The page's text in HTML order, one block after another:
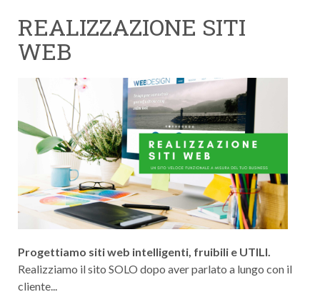
REALIZZAZIONE SITI
WEB
Progettiamo siti web intelligenti, fruibili e UTILI.
Realizziamo il sito SOLO dopo aver parlato a lungo con il
cliente...